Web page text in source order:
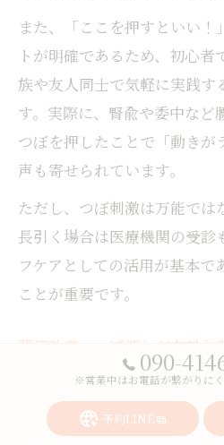
また、「ここを押すといい！
トが明確であるため、初心
族や友人同士で気軽に実践す
す。実際に、腎兪や委中など
つぼを押したことで「動きが
声も寄せられています。
ただし、つぼ刺激は万能では
長引く場合は医療機関の受診
フケアとしての活用が基本
ことが重要です。
腰痛改善へつぼ押しが有効な
腰痛改善においてつぼ押しが
筋肉のこりや血行不良をピン
にあります。特に、慢性的な
090-
※営業中はお電話が繋がりにく
予約LINE